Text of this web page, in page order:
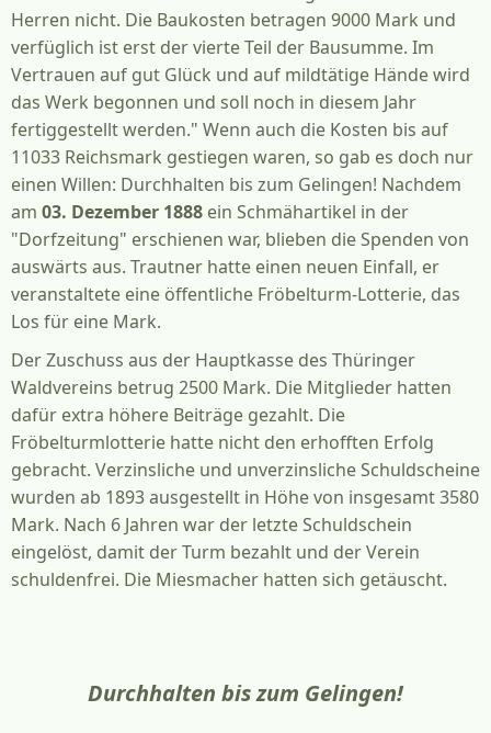
Herren nicht. Die Baukosten betragen 9000 Mark und
verfüglich ist erst der vierte Teil der Bausumme. Im
Vertrauen auf gut Glück und auf mildtätige Hände wird
das Werk begonnen und soll noch in diesem Jahr
fertiggestellt werden." Wenn auch die Kosten bis auf
11033 Reichsmark gestiegen waren, so gab es doch nur
einen Willen: Durchhalten bis zum Gelingen! Nachdem
am 03. Dezember 1888 ein Schmähartikel in der
"Dorfzeitung" erschienen war, blieben die Spenden von
auswärts aus. Trautner hatte einen neuen Einfall, er
veranstaltete eine öffentliche Fröbelturm-Lotterie, das
Los für eine Mark.
Der Zuschuss aus der Hauptkasse des Thüringer
Waldvereins betrug 2500 Mark. Die Mitglieder hatten
dafür extra höhere Beiträge gezahlt. Die
Fröbelturmlotterie hatte nicht den erhofften Erfolg
gebracht. Verzinsliche und unverzinsliche Schuldscheine
wurden ab 1893 ausgestellt in Höhe von insgesamt 3580
Mark. Nach 6 Jahren war der letzte Schuldschein
eingelöst, damit der Turm bezahlt und der Verein
schuldenfrei. Die Miesmacher hatten sich getäuscht.
Durchhalten bis zum Gelingen!